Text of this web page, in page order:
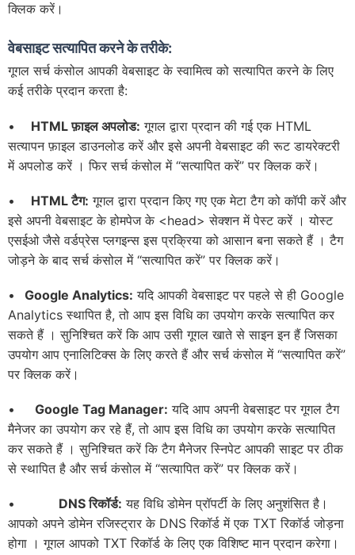
क्लिक करें।
वेबसाइट सत्यापित करने के तरीके:
गूगल सर्च कंसोल आपकी वेबसाइट के स्वामित्व को सत्यापित करने के लिए
कई तरीके प्रदान करता है:
• HTML फ़ाइल अपलोड: गूगल द्वारा प्रदान की गई एक HTML
सत्यापन फ़ाइल डाउनलोड करें और इसे अपनी वेबसाइट की रूट डायरेक्टरी
में अपलोड करें । फिर सर्च कंसोल में “सत्यापित करें” पर क्लिक करें।
• HTML टैग: गूगल द्वारा प्रदान किए गए एक मेटा टैग को कॉपी करें और
इसे अपनी वेबसाइट के होमपेज के <head> सेक्शन में पेस्ट करें । योस्ट
एसईओ जैसे वर्डप्रेस प्लगइन्स इस प्रक्रिया को आसान बना सकते हैं । टैग
जोड़ने के बाद सर्च कंसोल में “सत्यापित करें” पर क्लिक करें।
• Google Analytics: यदि आपकी वेबसाइट पर पहले से ही Google
Analytics स्थापित है, तो आप इस विधि का उपयोग करके सत्यापित कर
सकते हैं । सुनिश्चित करें कि आप उसी गूगल खाते से साइन इन हैं जिसका
उपयोग आप एनालिटिक्स के लिए करते हैं और सर्च कंसोल में “सत्यापित करें”
पर क्लिक करें।
• Google Tag Manager: यदि आप अपनी वेबसाइट पर गूगल टैग
मैनेजर का उपयोग कर रहे हैं, तो आप इस विधि का उपयोग करके सत्यापित
कर सकते हैं । सुनिश्चित करें कि टैग मैनेजर स्निपेट आपकी साइट पर ठीक
से स्थापित है और सर्च कंसोल में “सत्यापित करें” पर क्लिक करें।
• DNSरिकॉर्ड: यह विधि डोमेन प्रॉपर्टी के लिए अनुशंसित है।
आपको अपने डोमेन रजिस्ट्रार के DNS रिकॉर्ड में एक TXT रिकॉर्ड जोड़ना
होगा । गूगल आपको TXT रिकॉर्ड के लिए एक विशिष्ट मान प्रदान करेगा।